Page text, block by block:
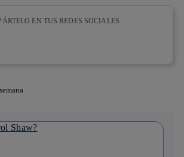
EN TUS REDES SOCIALES
Shaw?